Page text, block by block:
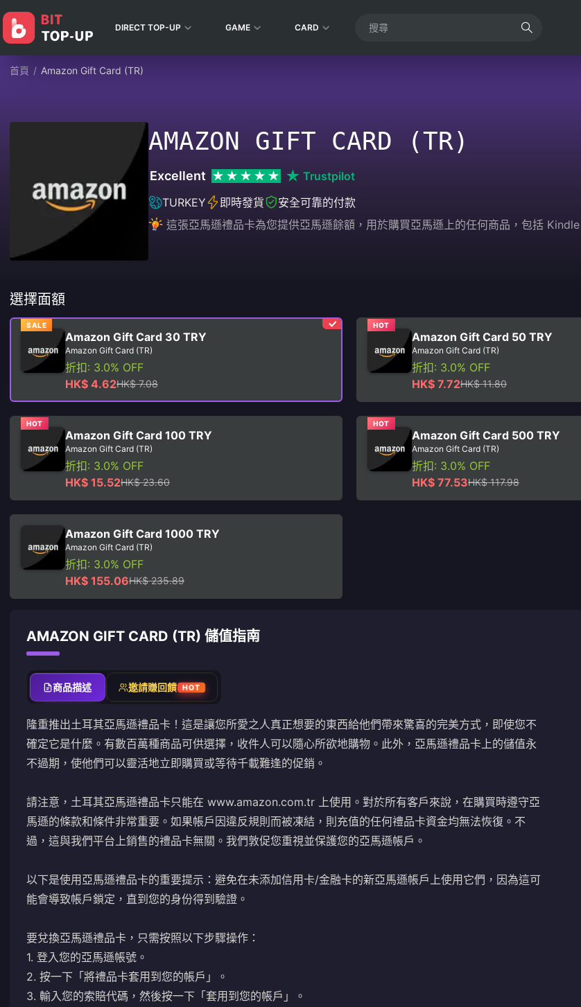
DIRECT TOP-UP GAME CARD
首頁 / Amazon Gift Card (TR)
AMAZON GIFT CARD (TR)
Excellent
Trustpilot
TURKEY
即時發貨
安全可靠的付款
這張亞馬遜禮品卡為您提供亞馬遜餘額，用於購買亞馬遜上的任何商品，包括 Kindle
選擇面額
SALE
Amazon Gift Card 30 TRY
Amazon Gift Card (TR)
折扣: 3.0% OFF
HK$ 4.62HK$ 7.08
HOT
Amazon Gift Card 50 TRY
Amazon Gift Card (TR)
折扣: 3.0% OFF
HK$ 7.72HK$ 11.80
HOT
Amazon Gift Card 100 TRY
Amazon Gift Card (TR)
折扣: 3.0% OFF
HK$ 15.52HK$ 23.60
HOT
Amazon Gift Card 500 TRY
Amazon Gift Card (TR)
折扣: 3.0% OFF
HK$ 77.53HK$ 117.98
Amazon Gift Card 1000 TRY
Amazon Gift Card (TR)
折扣: 3.0% OFF
HK$ 155.06HK$ 235.89
AMAZON GIFT CARD (TR) 儲值指南
商品描述 邀請賺回饋 HOT
隆重推出土耳其亞馬遜禮品卡！這是讓您所愛之人真正想要的東西給他們帶來驚喜的完美方式，即使您不
確定它是什麼。有數百萬種商品可供選擇，收件人可以隨心所欲地購物。此外，亞馬遜禮品卡上的儲值永
不過期，使他們可以靈活地立即購買或等待千載難逢的促銷。
請注意，土耳其亞馬遜禮品卡只能在 www.amazon.com.tr 上使用。對於所有客戶來說，在購買時遵守亞
馬遜的條款和條件非常重要。如果帳戶因違反規則而被凍結，則充值的任何禮品卡資金均無法恢復。不
過，這與我們平台上銷售的禮品卡無關。我們敦促您重視並保護您的亞馬遜帳戶。
以下是使用亞馬遜禮品卡的重要提示：避免在未添加信用卡/金融卡的新亞馬遜帳戶上使用它們，因為這可
能會導致帳戶鎖定，直到您的身份得到驗證。
要兌換亞馬遜禮品卡，只需按照以下步驟操作：
1. 登入您的亞馬遜帳號。
2. 按一下「將禮品卡套用到您的帳戶」。
3. 輸入您的索賠代碼，然後按一下「套用到您的帳戶」。